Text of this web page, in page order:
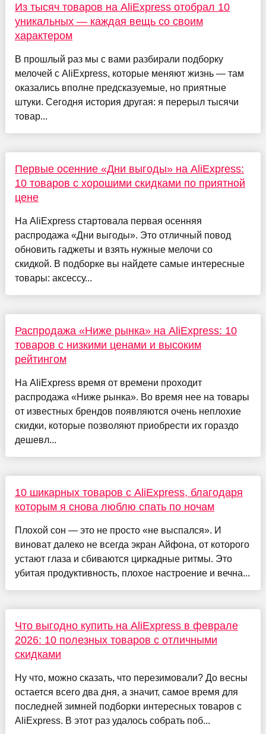
Из тысяч товаров на AliExpress отобрал 10
уникальных — каждая вещь со своим
характером
В прошлый раз мы с вами разбирали подборку
мелочей с AliExpress, которые меняют жизнь — там
оказались вполне предсказуемые, но приятные
штуки. Сегодня история другая: я перерыл тысячи
товар...
Первые осенние «Дни выгоды» на AliExpress:
10 товаров с хорошими скидками по приятной
цене
На AliExpress стартовала первая осенняя
распродажа «Дни выгоды». Это отличный повод
обновить гаджеты и взять нужные мелочи со
скидкой. В подборке вы найдете самые интересные
товары: аксессу...
Распродажа «Ниже рынка» на AliExpress: 10
товаров с низкими ценами и высоким
рейтингом
На AliExpress время от времени проходит
распродажа «Ниже рынка». Во время нее на товары
от известных брендов появляются очень неплохие
скидки, которые позволяют приобрести их гораздо
дешевл...
10 шикарных товаров с AliExpress, благодаря
которым я снова люблю спать по ночам
Плохой сон — это не просто «не выспался». И
виноват далеко не всегда экран Айфона, от которого
устают глаза и сбиваются циркадные ритмы. Это
убитая продуктивность, плохое настроение и вечна...
Что выгодно купить на AliExpress в феврале
2026: 10 полезных товаров с отличными
скидками
Ну что, можно сказать, что перезимовали? До весны
остается всего два дня, а значит, самое время для
последней зимней подборки интересных товаров с
AliExpress. В этот раз удалось собрать поб...